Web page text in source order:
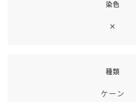
染色
✕
種類
ケーン